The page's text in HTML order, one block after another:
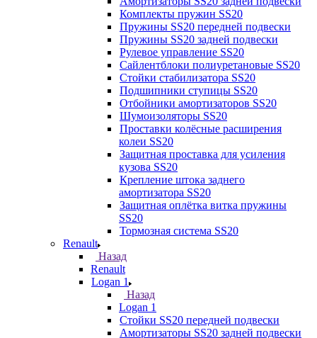
Комплекты пружин SS20
Пружины SS20 передней подвески
Пружины SS20 задней подвески
Рулевое управление SS20
Сайлентблоки полиуретановые SS20
Стойки стабилизатора SS20
Подшипники ступицы SS20
Отбойники амортизаторов SS20
Шумоизоляторы SS20
Проставки колёсные расширения
колеи SS20
Защитная проставка для усиления
кузова SS20
Крепление штока заднего
амортизатора SS20
Защитная оплётка витка пружины
SS20
Тормозная система SS20
Renault
Назад
Renault
Logan 1
Назад
Logan 1
Стойки SS20 передней подвески
Амортизаторы SS20 задней подвески